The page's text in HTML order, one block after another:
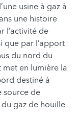
usine à gaz à
une histoire
l’activité de
que par l’apport
du nord du
met en lumière la
destiné à
source de
gaz de houille